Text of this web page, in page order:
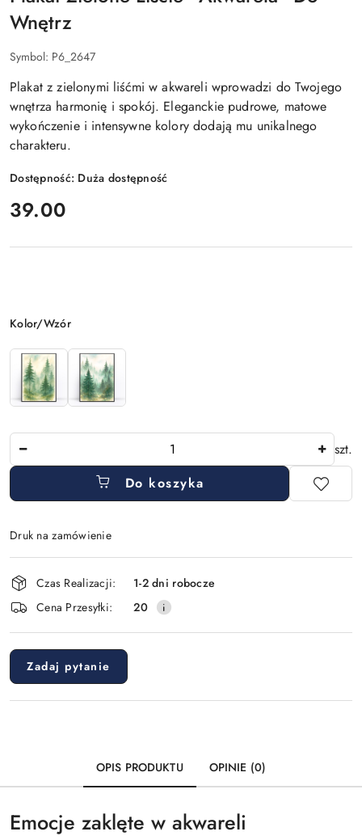
Wnętrz
Symbol: P6_2647
Plakat z zielonymi liśćmi w akwareli wprowadzi do Twojego
wnętrza harmonię i spokój. Eleganckie pudrowe, matowe
wykończenie i intensywne kolory dodają mu unikalnego
charakteru.
Dostępność: Duża dostępność
cena:
39.00
Wariant
Kolor/Wzór
szt.
Do koszyka
Druk na zamówienie
Dostępność
i
dostawa
Czas Realizacji:
1-2 dni robocze
Cena Przesyłki:
20
Zadaj pytanie
OPIS PRODUKTU OPINIE (0)
Emocje zaklęte w akwareli